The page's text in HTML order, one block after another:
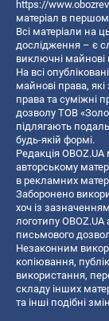
https://
матеріал в
Всі матеріали на
дослідження – є
виключні майнові
На всі
майнові права,
права та суміжні
дозволу ТОВ
підлягають
будь-якій формі.
Редакція
авторському
в рекламних
Заборонено
хоч із
логотипу
письмового
Незаконним
копiювання,
використання,
складу інших
та інші подібні